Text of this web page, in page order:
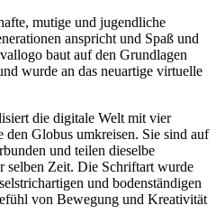
mutige und jugendliche
anspricht und Spaß und
baut auf den Grundlagen
wurde an das neuartige virtuelle
die digitale Welt mit vier
den Globus umkreisen. Sie sind auf
und teilen dieselbe
selben Zeit. Die Schriftart wurde
und bodenständigen
von Bewegung und Kreativität